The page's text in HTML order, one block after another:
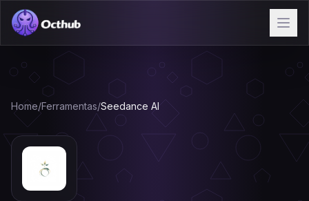
Home/Ferramentas/Seedance AI